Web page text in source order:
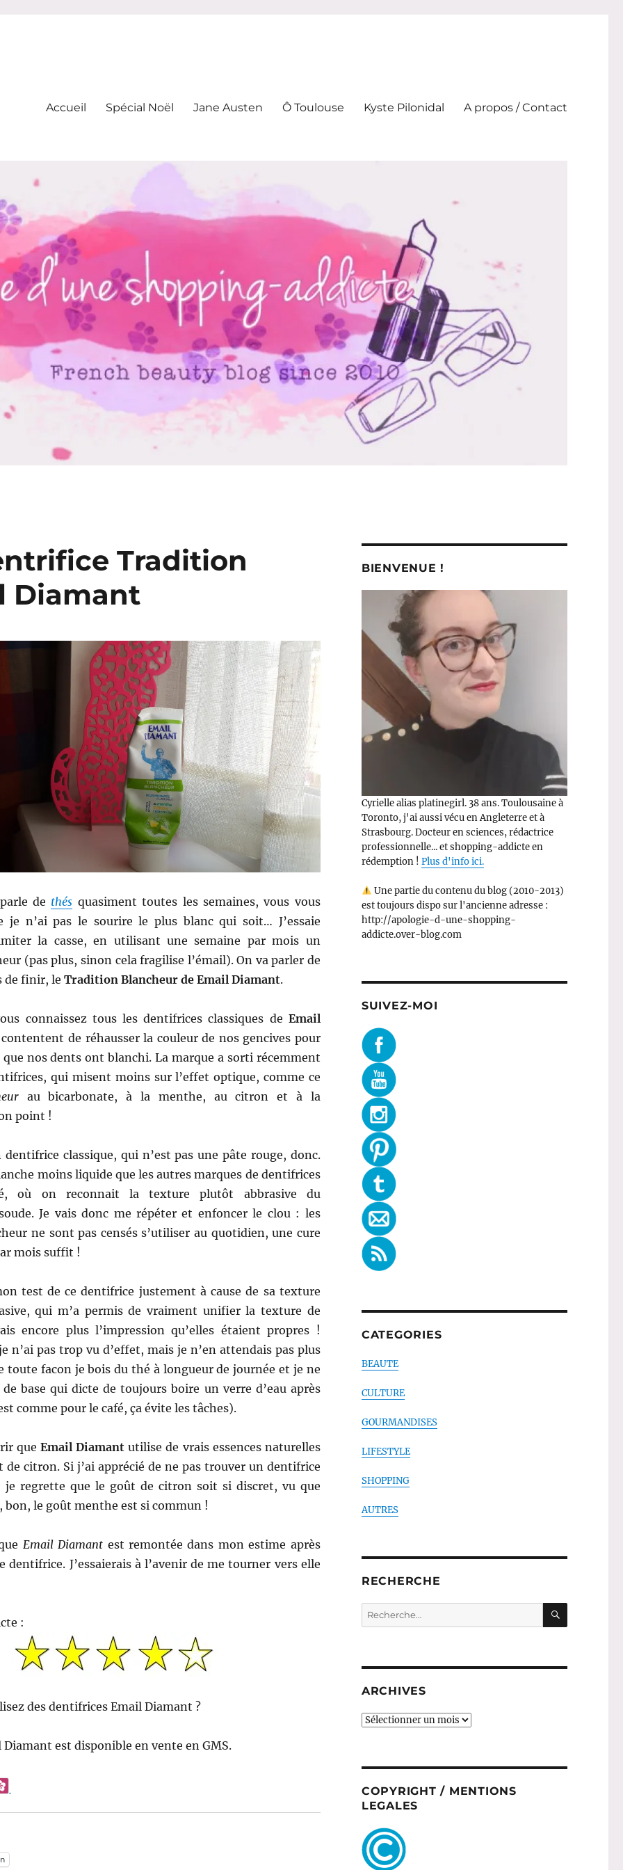
Accueil Spécial Noël Jane Austen Ô Toulouse Kyste Pilonidal A propos / Contact
Tradition
Diamant
de thés quasiment toutes les semaines, vous vous
je n’ai pas le sourire le plus blanc qui soit… J’essaie
la casse, en utilisant une semaine par mois un
(pas plus, sinon cela fragilise l’émail). On va parler de
de finir, le Tradition Blancheur de Email Diamant.
connaissez tous les dentifrices classiques de Email
de réhausser la couleur de nos gencives pour
nos dents ont blanchi. La marque a sorti récemment
qui misent moins sur l’effet optique, comme ce
au bicarbonate, à la menthe, au citron et à la
point !
classique, qui n’est pas une pâte rouge, donc.
moins liquide que les autres marques de dentifrices
où on reconnait la texture plutôt abbrasive du
Je vais donc me répéter et enfoncer le clou : les
ne sont pas censés s’utiliser au quotidien, une cure
mois suffit !
test de ce dentifrice justement à cause de sa texture
qui m’a permis de vraiment unifier la texture de
encore plus l’impression qu’elles étaient propres !
n’ai pas trop vu d’effet, mais je n’en attendais pas plus
toute facon je bois du thé à longueur de journée et je ne
base qui dicte de toujours boire un verre d’eau après
comme pour le café, ça évite les tâches).
queEmail Diamant utilise de vrais essences naturelles
de citron. Si j’ai apprécié de ne pas trouver un dentifrice
je regrette que le goût de citron soit si discret, vu que
bon, le goût menthe est si commun !
Email Diamant est remontée dans mon estime après
dentifrice. J’essaierais à l’avenir de me tourner vers elle
:
des dentifrices Email Diamant ?
Diamant est disponible en vente en GMS.
BIENVENUE !
Cyrielle alias platinegirl. 38 ans. Toulousaine à
Toronto, j'ai aussi vécu en Angleterre et à
Strasbourg. Docteur en sciences, rédactrice
professionnelle... et shopping-addicte en
rédemption ! Plus d'info ici.
Une partie du contenu du blog (2010-2013)
est toujours dispo sur l'ancienne adresse :
http://apologie-d-une-shopping-
addicte.over-blog.com
SUIVEZ-MOI
CATEGORIES
BEAUTE
CULTURE
GOURMANDISES
LIFESTYLE
SHOPPING
AUTRES
RECHERCHE
Recherche
pour :
ARCHIVES
ARCHIVES
COPYRIGHT / MENTIONS
LEGALES